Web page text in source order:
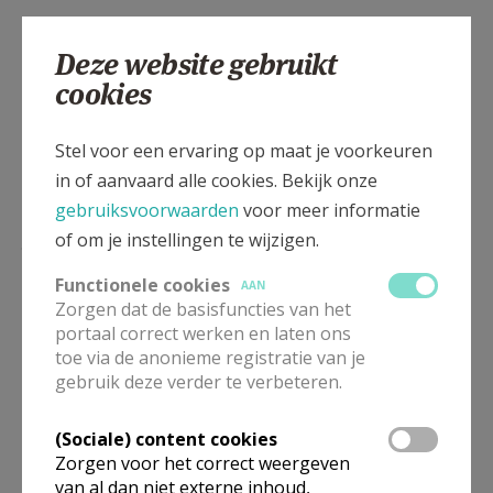
zondag: 18u 30avondgebed, voorafgegaan door een
halfuur aanbidding
NB op zaterdagavond is er geen avondgebed
omwille van het wekelijks evangeliegesprek met onze
gemeenschap.
En 1x/maand -elke eerste woensdag van september
tot juni- is er Taizegebed om20u
aansluitend kans voor ontmoeting bij een kopje
thee.
*** Tijdens de schoolvakanties of op verlofdagen:
Deze website gebruikt
cookies
Stel voor een ervaring op maat je voorkeuren
in of aanvaard alle cookies. Bekijk onze
gebruiksvoorwaarden voor meer informatie
of om je instellingen te wijzigen.
Functionele cookies
AAN
Zorgen dat de basisfuncties van het
portaal correct werken en laten ons
toe via de anonieme registratie van je
gebruik deze verder te verbeteren.
(Sociale) content cookies
Zorgen voor het correct weergeven
van al dan niet externe inhoud,